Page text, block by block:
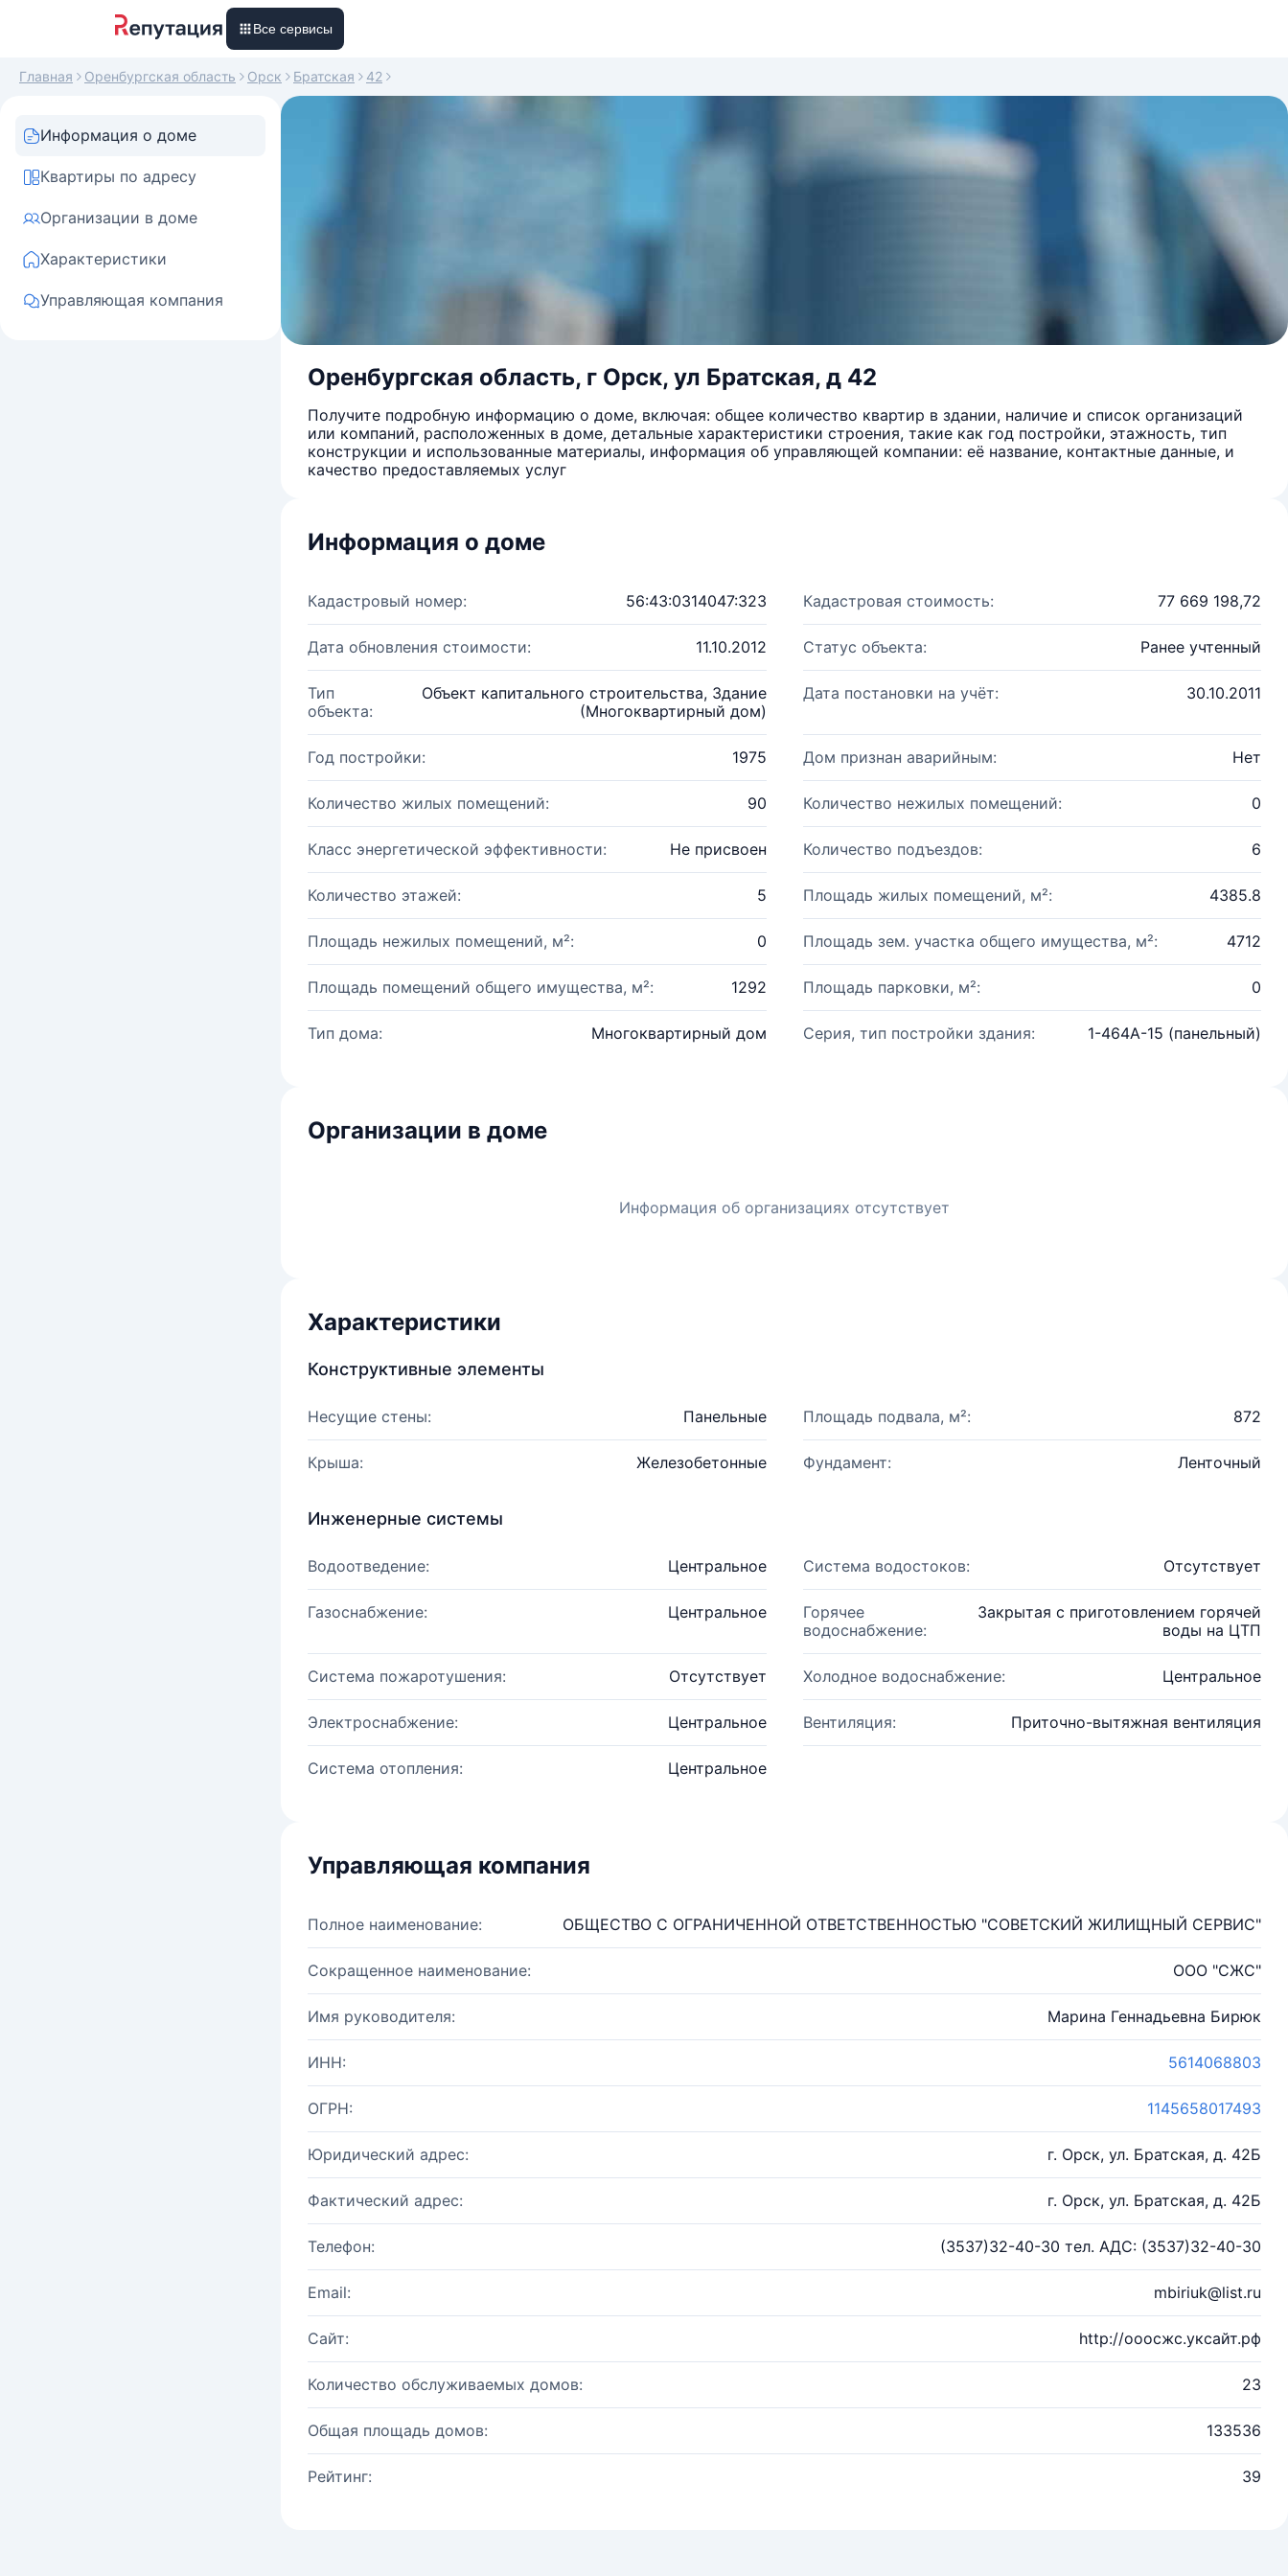
Все сервисы
Главная Оренбургская область Орск Братская 42
Информация о доме
Квартиры по адресу
Организации в доме
Характеристики
Управляющая компания
Оренбургская область, г Орск, ул Братская, д 42
Получите подробную информацию о доме, включая: общее количество квартир в здании, наличие и список организаций
или компаний, расположенных в доме, детальные характеристики строения, такие как год постройки, этажность, тип
конструкции и использованные материалы, информация об управляющей компании: её название, контактные данные, и
качество предоставляемых услуг
Информация о доме
Кадастровый номер: 56:43:0314047:323 Кадастровая стоимость: 77 669 198,72
Дата обновления стоимости: 11.10.2012 Статус объекта: Ранее учтенный
Тип
объекта:
Объект капитального строительства, Здание
(Многоквартирный дом)
Дата постановки на учёт: 30.10.2011
Год постройки: 1975 Дом признан аварийным: Нет
Количество жилых помещений: 90 Количество нежилых помещений: 0
Класс энергетической эффективности: Не присвоен Количество подъездов: 6
Количество этажей: 5 Площадь жилых помещений, м²: 4385.8
Площадь нежилых помещений, м²: 0 Площадь зем. участка общего имущества, м²: 4712
Площадь помещений общего имущества, м²: 1292 Площадь парковки, м²: 0
Тип дома: Многоквартирный дом Серия, тип постройки здания: 1-464А-15 (панельный)
Организации в доме
Информация об организациях отсутствует
Характеристики
Конструктивные элементы
Несущие стены: Панельные Площадь подвала, м²: 872
Крыша: Железобетонные Фундамент: Ленточный
Инженерные системы
Водоотведение: Центральное Система водостоков: Отсутствует
Газоснабжение: Центральное
Горячее
водоснабжение:
Закрытая с приготовлением горячей
воды на ЦТП
Система пожаротушения: Отсутствует Холодное водоснабжение: Центральное
Электроснабжение: Центральное Вентиляция: Приточно-вытяжная вентиляция
Система отопления: Центральное
Управляющая компания
Полное наименование: ОБЩЕСТВО С ОГРАНИЧЕННОЙ ОТВЕТСТВЕННОСТЬЮ "СОВЕТСКИЙ ЖИЛИЩНЫЙ СЕРВИС"
Сокращенное наименование: ООО "СЖС"
Имя руководителя: Марина Геннадьевна Бирюк
ИНН: 5614068803
ОГРН: 1145658017493
Юридический адрес: г. Орск, ул. Братская, д. 42Б
Фактический адрес: г. Орск, ул. Братская, д. 42Б
Телефон: (3537)32-40-30 тел. АДС: (3537)32-40-30
Email: mbiriuk@list.ru
Сайт: http://ооосжс.уксайт.рф
Количество обслуживаемых домов: 23
Общая площадь домов: 133536
Рейтинг: 39